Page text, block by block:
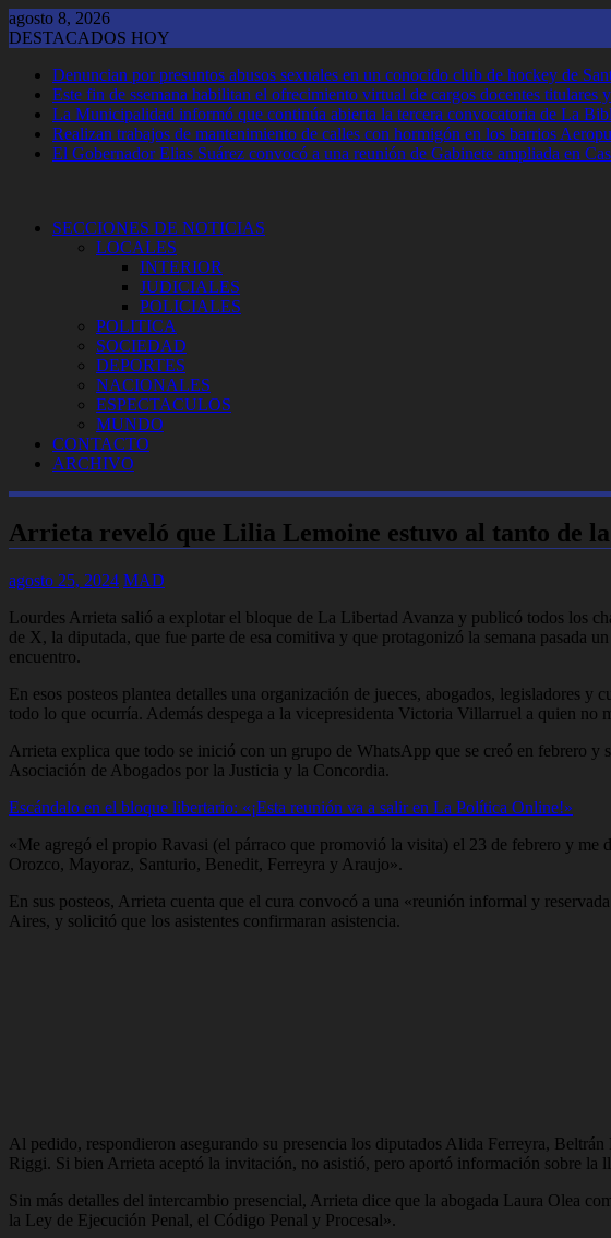
Saltar
al
agosto 8, 2026
DESTACADOS HOY
Denuncian por presuntos abusos sexuales en un conocido club de hockey de
Este fin de ssemana habilitan el ofrecimiento virtual de cargos docentes titulares
La Municipalidad informó que continúa abierta la tercera convocatoria de La
Realizan trabajos de mantenimiento de calles con hormigón en los barrios
El Gobernador Elias Suárez convocó a una reunión de Gabinete ampliada en
SECCIONES DE NOTICIAS
LOCALES
INTERIOR
JUDICIALES
POLICIALES
POLITICA
SOCIEDAD
DEPORTES
NACIONALES
ESPECTACULOS
MUNDO
CONTACTO
ARCHIVO
Arrieta reveló que Lilia Lemoine estuvo al tanto de
agosto 25, 2024 MAD
Lourdes Arrieta salió a explotar el bloque de La Libertad Avanza y publicó todos los
de X, la diputada, que fue parte de esa comitiva y que protagonizó la semana pasada
encuentro.
En esos posteos plantea detalles una organización de jueces, abogados, legisladores
todo lo que ocurría. Además despega a la vicepresidenta Victoria Villarruel a quien no
Arrieta explica que todo se inició con un grupo de WhatsApp que se creó en febrero
Asociación de Abogados por la Justicia y la Concordia.
Escándalo en el bloque libertario: «¡Esta reunión va a salir en La Política Online!»
«Me agregó el propio Ravasi (el párraco que promovió la visita) el 23 de febrero y me
Orozco, Mayoraz, Santurio, Benedit, Ferreyra y Araujo».
En sus posteos, Arrieta cuenta que el cura convocó a una «reunión informal y
Aires, y solicitó que los asistentes confirmaran asistencia.
Al pedido, respondieron asegurando su presencia los diputados Alida Ferreyra,
Riggi. Si bien Arrieta aceptó la invitación, no asistió, pero aportó información sobre
Sin más detalles del intercambio presencial, Arrieta dice que la abogada Laura Olea
la Ley de Ejecución Penal, el Código Penal y Procesal».